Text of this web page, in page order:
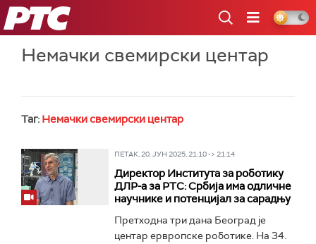
РТС
Немачки свемирски центар
Таг: Немачки свемирски центар
ПЕТАК, 20. ЈУН 2025, 21:10 -> 21:14
Директор Института за роботику
ДЛР-а за РТС: Србија има одличне
научнике и потенцијал за сарадњу
Претходна три дана Београд је
центар ервропске роботике. На 34.